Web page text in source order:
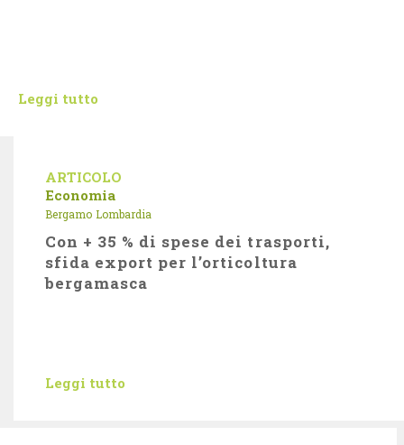
Leggi tutto
ARTICOLO
Economia
Bergamo Lombardia
Con + 35 % di spese dei trasporti,
sfida export per l’orticoltura
bergamasca
Leggi tutto